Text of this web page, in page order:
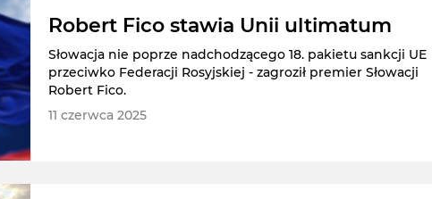
Robert Fico stawia Unii ultimatum
Słowacja nie poprze nadchodzącego 18. pakietu sankcji UE
przeciwko Federacji Rosyjskiej - zagroził premier Słowacji
Robert Fico.
11 czerwca 2025